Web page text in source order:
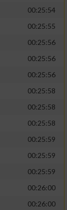
00:25:54
00:25:55
00:25:56
00:25:56
00:25:56
00:25:58
00:25:58
00:25:58
00:25:59
00:25:59
00:25:59
00:26:00
00:26:00